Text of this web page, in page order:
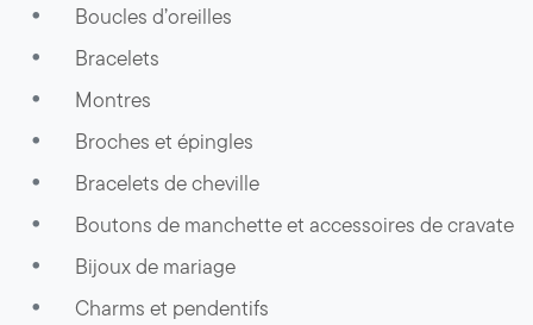
Boucles d’oreilles
Bracelets
Montres
Broches et épingles
Bracelets de cheville
Boutons de manchette et accessoires de cravate
Bijoux de mariage
Charms et pendentifs